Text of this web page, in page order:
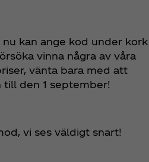
kan ange kod under kork
vinna några av våra
vänta bara med att
till den 1 september!
vi ses väldigt snart!